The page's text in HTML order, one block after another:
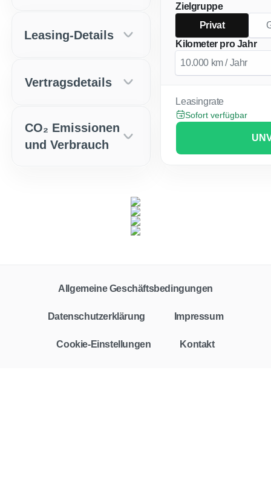
Zielgruppe
Privat
Kilometer pro Jahr
Leasingrate
Sofort verfügbar
Leasing-Details
Vertragsdetails
CO₂ Emissionen
und Verbrauch
Allgemeine Geschäftsbedingungen
Datenschutzerklärung Impressum
Cookie-Einstellungen Kontakt